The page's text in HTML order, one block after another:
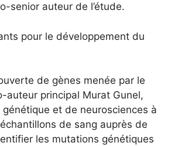
senior auteur de l’étude.
pour le développement du
de gènes menée par le
auteur principal Murat Gunel,
et de neurosciences à
de sang auprès de
les mutations génétiques